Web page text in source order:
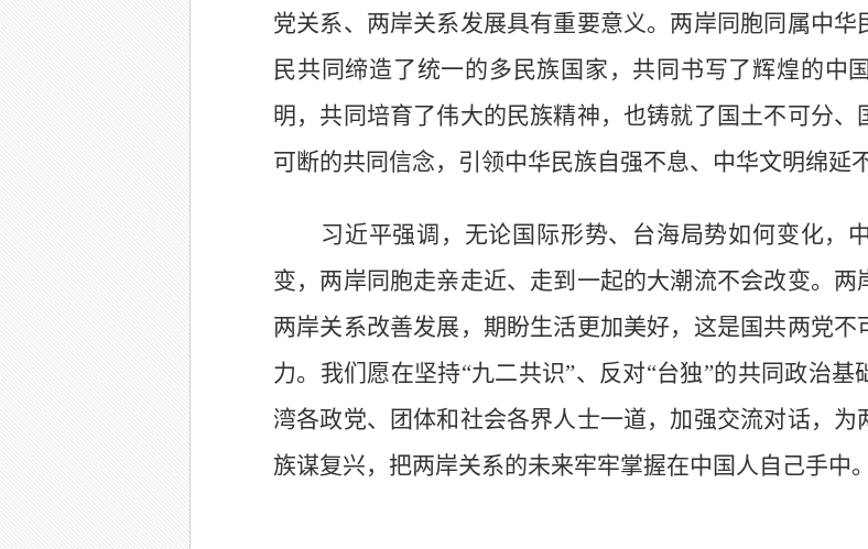
党关系、两岸关系发展具有重要意义。两岸同胞同属中
民共同缔造了统一的多民族国家，共同书写了辉煌的中
明，共同培育了伟大的民族精神，也铸就了国土不可分
可断的共同信念，引领中华民族自强不息、中华文明绵延不
习近平强调，无论国际形势、台海局势如何变化，
变，两岸同胞走亲走近、走到一起的大潮流不会改变。
两岸关系改善发展，期盼生活更加美好，这是国共两党
力。我们愿在坚持“九二共识”、反对“台独”的共同政治
湾各政党、团体和社会各界人士一道，加强交流对话，
族谋复兴，把两岸关系的未来牢牢掌握在中国人自己手中。